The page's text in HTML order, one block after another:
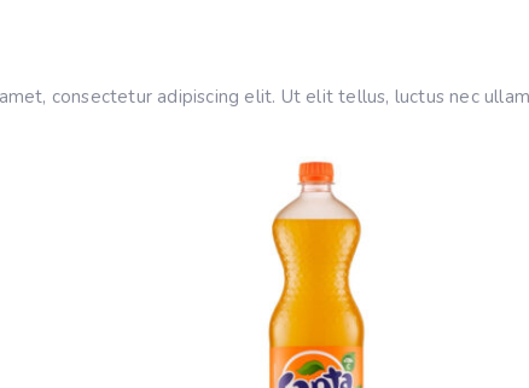
consectetur adipiscing elit. Ut elit tellus, luctus nec